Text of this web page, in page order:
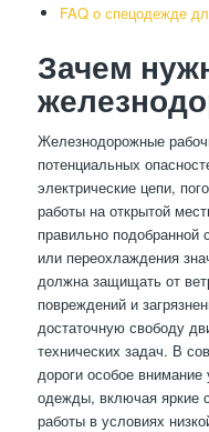
FAQ о спецодежде
Зачем
Железнодорожные
потенциальных
электрические цепи,
работы на открытой
правильно подобранной
или переохлаждения
должна защищать от
повреждений и
достаточную свободу
технических задач. В
дороги особое
одежды, включая яркие
работы в условиях